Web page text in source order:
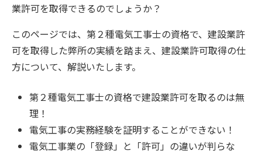
業許可を取得できるのでしょうか？
このページでは、第２種電気工事士の資格で、建設業許
可を取得した弊所の実績を踏まえ、建設業許可取得の仕
方について、解説いたします。
第２種電気工事士の資格で建設業許可を取るのは無
理！
電気工事の実務経験を証明することができない！
電気工事業の「登録」と「許可」の違いが判らな